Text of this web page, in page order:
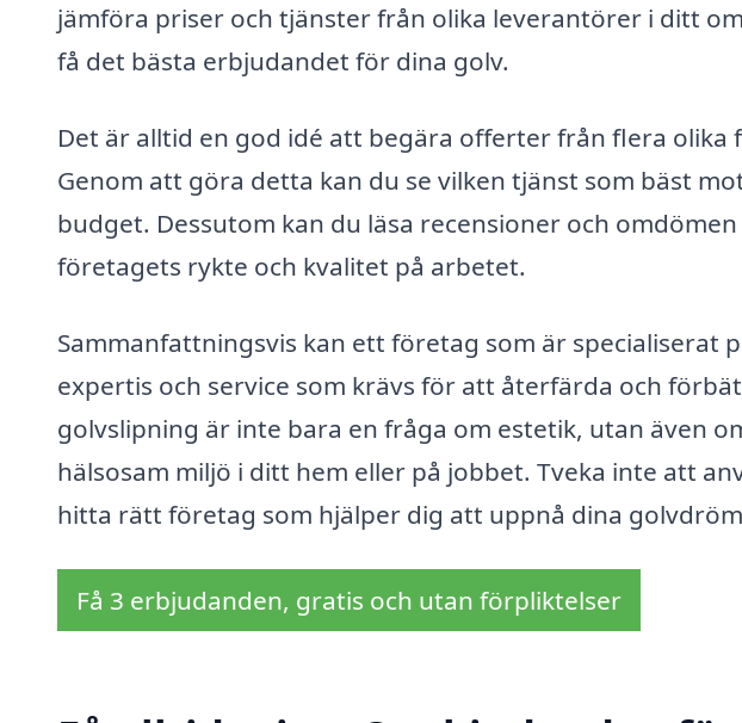
jämföra priser och tjänster från olika leverantörer i ditt
få det bästa erbjudandet för dina golv.
Det är alltid en god idé att begära offerter från flera olika
Genom att göra detta kan du se vilken tjänst som bäst
budget. Dessutom kan du läsa recensioner och
företagets rykte och kvalitet på arbetet.
Sammanfattningsvis kan ett företag som är specialiserat
expertis och service som krävs för att återfärda och
golvslipning är inte bara en fråga om estetik, utan även
hälsosam miljö i ditt hem eller på jobbet. Tveka inte att
hitta rätt företag som hjälper dig att uppnå dina
Få 3 erbjudanden, gratis och utan förpliktelser